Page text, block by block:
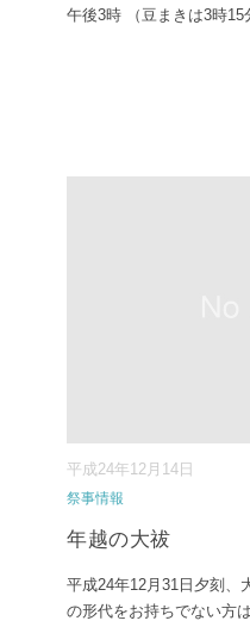
午後3時 （豆まきは3時15
平成24年12月14日
祭事情報
年越の大祓
平成24年12月31日夕刻、
の形代をお持ちでない方